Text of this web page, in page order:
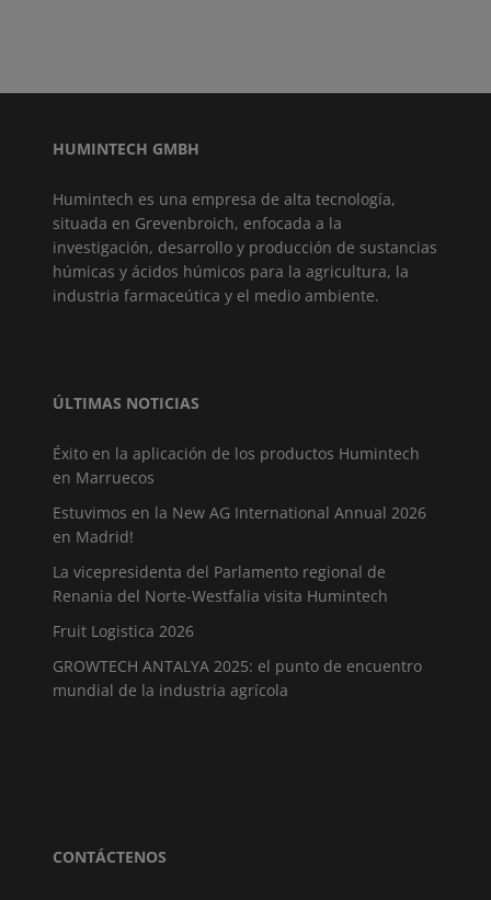
HUMINTECH GMBH
Humintech es una empresa de alta tecnología,
situada en Grevenbroich, enfocada a la
investigación, desarrollo y producción de sustancias
húmicas y ácidos húmicos para la agricultura, la
industria farmaceútica y el medio ambiente.
ÚLTIMAS NOTICIAS
Éxito en la aplicación de los productos Humintech
en Marruecos
Estuvimos en la New AG International Annual 2026
en Madrid!
La vicepresidenta del Parlamento regional de
Renania del Norte-Westfalia visita Humintech
Fruit Logistica 2026
GROWTECH ANTALYA 2025: el punto de encuentro
mundial de la industria agrícola
CONTÁCTENOS